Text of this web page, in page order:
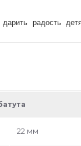
радость
22 мм